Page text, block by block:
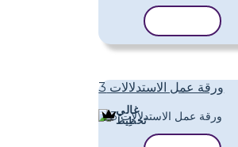
ورقة عمل الاستدلالات 3
غالي
تَخطِيط